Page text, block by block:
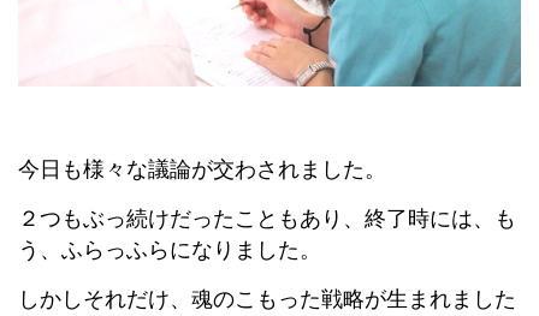
今日も様々な議論が交わされました。
２つもぶっ続けだったこともあり、終了時には、も
う、ふらっふらになりました。
しかしそれだけ、魂のこもった戦略が生まれました